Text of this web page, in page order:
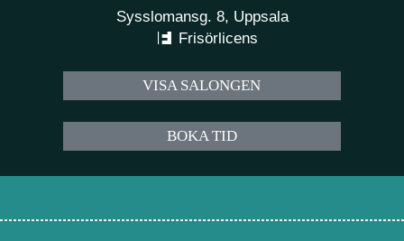
Sysslomansg. 8, Uppsala
Frisörlicens
VISA SALONGEN
BOKA TID